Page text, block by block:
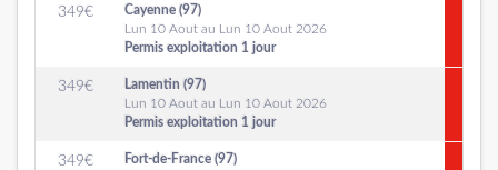
349€
Cayenne (97)
Lun 10 Aout au Lun 10 Aout 2026
Permis exploitation 1 jour
349€
Lamentin (97)
Lun 10 Aout au Lun 10 Aout 2026
Permis exploitation 1 jour
349€
Fort-de-France (97)